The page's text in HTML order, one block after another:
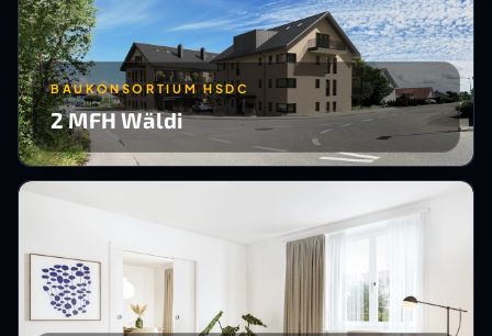
BAUKONSORTIUM HSDC
2 MFH Wäldi